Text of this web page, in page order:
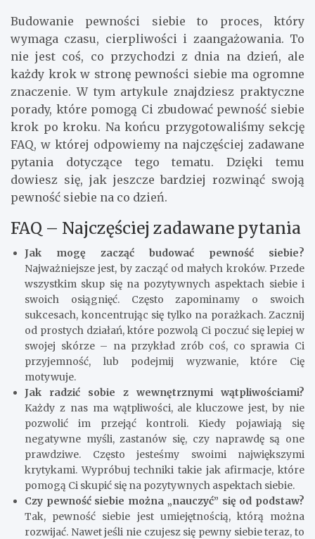
Budowanie pewności siebie to proces, który
wymaga czasu, cierpliwości i zaangażowania. To
nie jest coś, co przychodzi z dnia na dzień, ale
każdy krok w stronę pewności siebie ma ogromne
znaczenie. W tym artykule znajdziesz praktyczne
porady, które pomogą Ci zbudować pewność siebie
krok po kroku. Na końcu przygotowaliśmy sekcję
FAQ, w której odpowiemy na najczęściej zadawane
pytania dotyczące tego tematu. Dzięki temu
dowiesz się, jak jeszcze bardziej rozwinąć swoją
pewność siebie na co dzień.
FAQ – Najczęściej zadawane pytania
Jak mogę zacząć budować pewność siebie?
Najważniejsze jest, by zacząć od małych kroków. Przede
wszystkim skup się na pozytywnych aspektach siebie i
swoich osiągnięć. Często zapominamy o swoich
sukcesach, koncentrując się tylko na porażkach. Zacznij
od prostych działań, które pozwolą Ci poczuć się lepiej w
swojej skórze – na przykład zrób coś, co sprawia Ci
przyjemność, lub podejmij wyzwanie, które Cię
motywuje.
Jak radzić sobie z wewnętrznymi wątpliwościami?
Każdy z nas ma wątpliwości, ale kluczowe jest, by nie
pozwolić im przejąć kontroli. Kiedy pojawiają się
negatywne myśli, zastanów się, czy naprawdę są one
prawdziwe. Często jesteśmy swoimi największymi
krytykami. Wypróbuj techniki takie jak afirmacje, które
pomogą Ci skupić się na pozytywnych aspektach siebie.
Czy pewność siebie można „nauczyć” się od podstaw?
Tak, pewność siebie jest umiejętnością, którą można
rozwijać. Nawet jeśli nie czujesz się pewny siebie teraz, to